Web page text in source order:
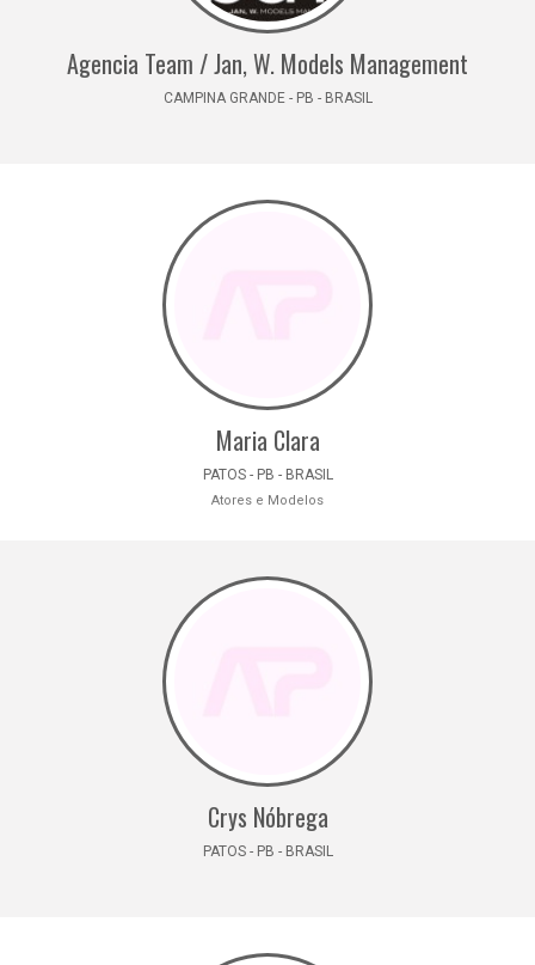
Agencia Team / Jan, W. Models Management
CAMPINA GRANDE - PB - BRASIL
Maria Clara
PATOS - PB - BRASIL
Atores e Modelos
Crys Nóbrega
PATOS - PB - BRASIL